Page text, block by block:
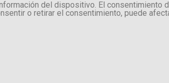
del dispositivo. El consentimiento
o retirar el consentimiento, puede